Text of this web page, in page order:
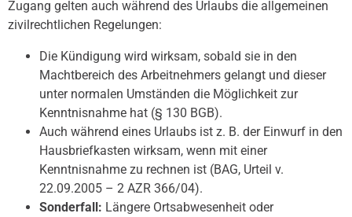
Zugang gelten auch während des Urlaubs die allgemeinen
zivilrechtlichen Regelungen:
Die Kündigung wird wirksam, sobald sie in den
Machtbereich des Arbeitnehmers gelangt und dieser
unter normalen Umständen die Möglichkeit zur
Kenntnisnahme hat (§ 130 BGB).
Auch während eines Urlaubs ist z. B. der Einwurf in den
Hausbriefkasten wirksam, wenn mit einer
Kenntnisnahme zu rechnen ist (BAG, Urteil v.
22.09.2005 – 2 AZR 366/04).
Sonderfall: Längere Ortsabwesenheit oder